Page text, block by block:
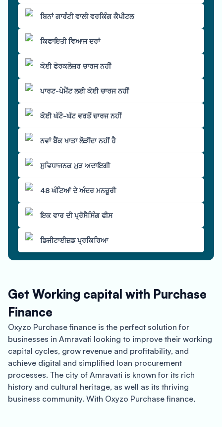
ਬਿਨਾਂ ਗਾਰੰਟੀ ਵਾਲੀ ਵਰਕਿੰਗ ਕੈਪੀਟਲ
ਕਿਫਾਇਤੀ ਵਿਆਜ ਦਰਾਂ
ਕੋਈ ਫੋਰਕਲੋਜ਼ਰ ਚਾਰਜ ਨਹੀਂ
ਪਾਰਟ-ਪੇਮੈਂਟ ਲਈ ਕੋਈ ਚਾਰਜ ਨਹੀਂ
ਕੋਈ ਘੱਟੋ-ਘੱਟ ਵਰਤੋਂ ਚਾਰਜ ਨਹੀਂ
ਨਵਾਂ ਬੈਂਕ ਖਾਤਾ ਲੋੜੀਂਦਾ ਨਹੀਂ ਹੈ
ਸੁਵਿਧਾਜਨਕ ਮੁੜ ਅਦਾਇਗੀ
48 ਘੰਟਿਆਂ ਦੇ ਅੰਦਰ ਮਨਜ਼ੂਰੀ
ਇਕ ਵਾਰ ਦੀ ਪ੍ਰੋਸੈਸਿੰਗ ਫੀਸ
ਡਿਜੀਟਾਈਜ਼ਡ ਪ੍ਰਕਿਰਿਆ
Get Working capital with Purchase
Finance
Oxyzo Purchase finance is the perfect solution for
businesses in Amravati looking to improve their working
capital cycles, grow revenue and profitability, and
achieve digital and simplified loan procurement
processes. The city of Amravati is known for its rich
history and cultural heritage, as well as its thriving
business community. With Oxyzo Purchase finance,